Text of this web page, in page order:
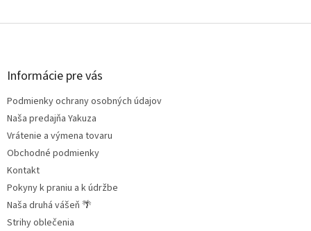
Z
Informácie pre vás
Podmienky ochrany osobných údajov
Naša predajňa Yakuza
Vrátenie a výmena tovaru
Obchodné podmienky
Kontakt
Pokyny k praniu a k údržbe
Naša druhá vášeň 🌴
Strihy oblečenia